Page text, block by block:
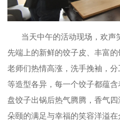
当天中午的活动现场，欢声
先端上的新鲜的饺子皮、丰富
老师们热情高涨，洗手挽袖，分
等造型各异，每一个饺子都蕴
盘饺子出锅后热气腾腾，香气
朵颐的满足与幸福的笑容洋溢在